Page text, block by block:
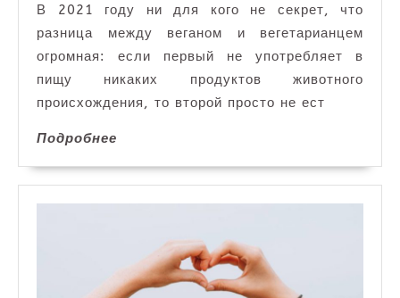
—
самые
лучшие
кафе
по
миру,
куда
поехать
и
можно
вкусно
В 2021 году ни для кого не секрет, что
разница между веганом и вегетарианцем
огромная: если первый не употребляет в
пищу никаких продуктов животного
происхождения, то второй просто не ест
Подробнее